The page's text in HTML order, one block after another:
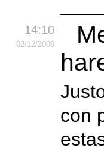
14:10
02/12/2009
con